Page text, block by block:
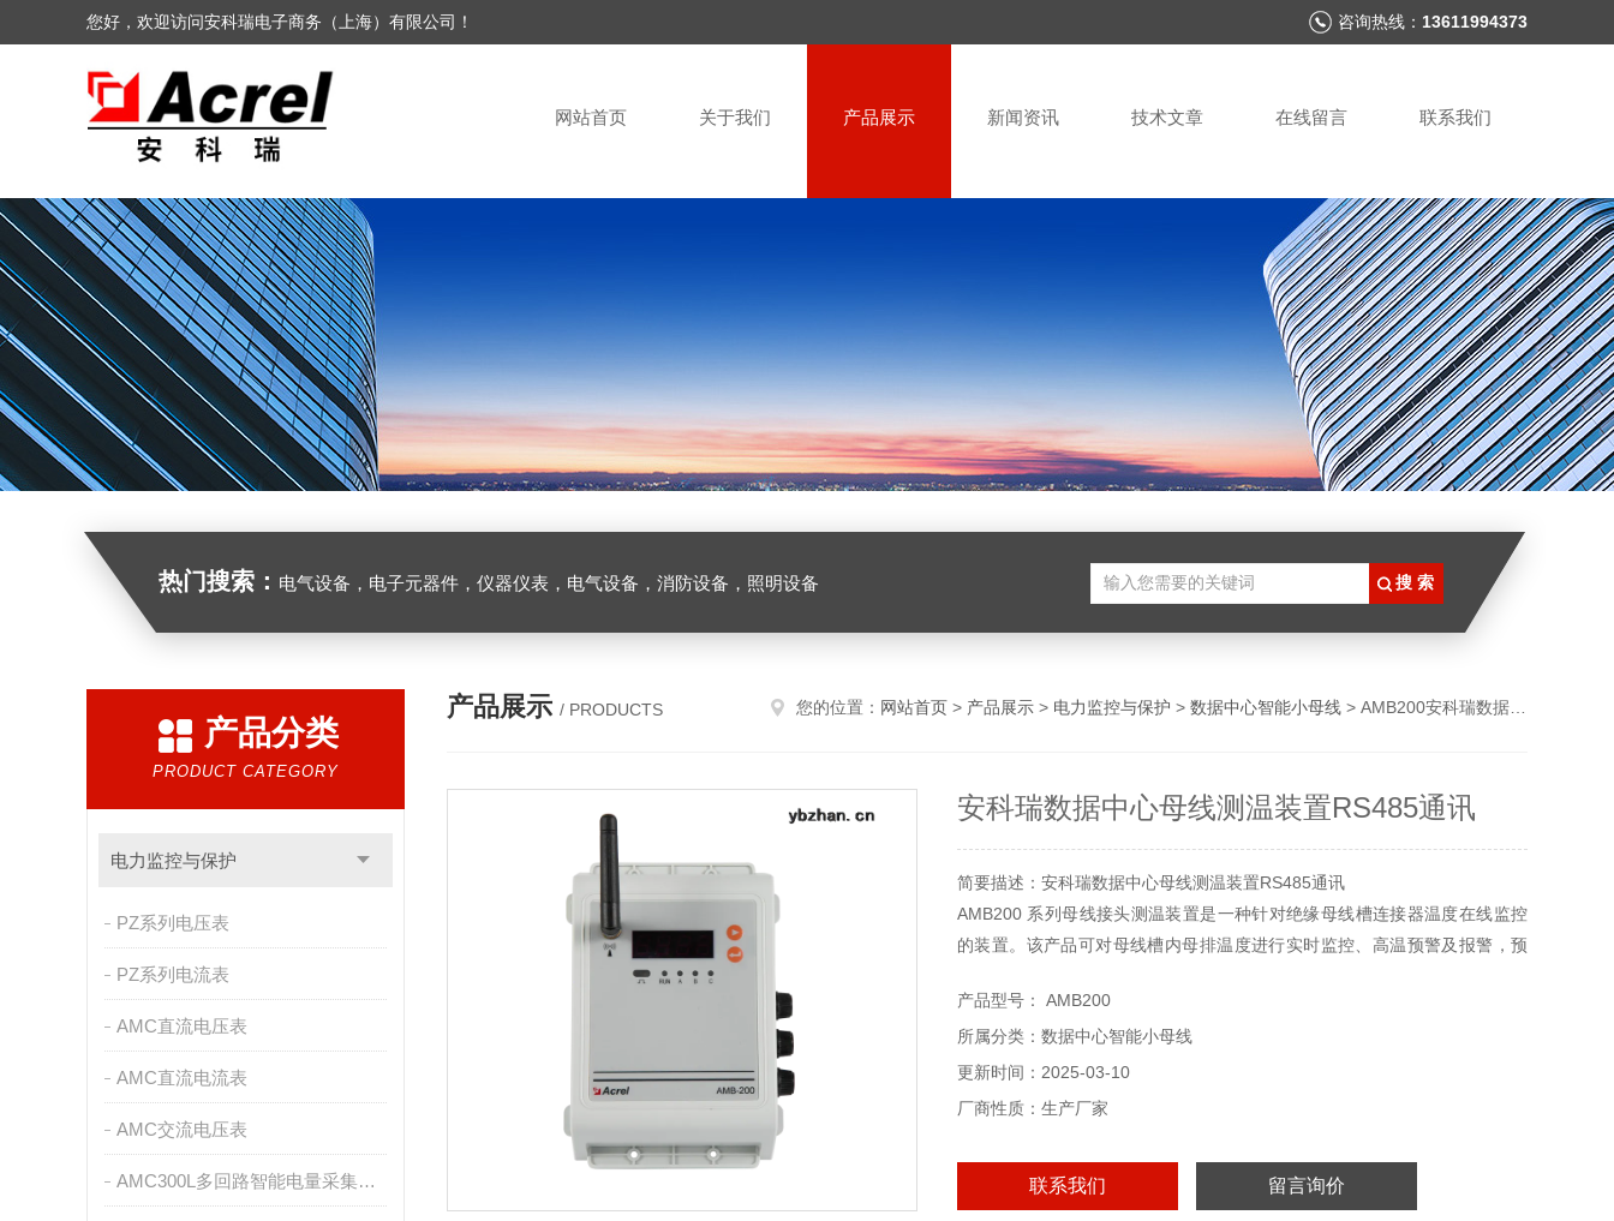
您好，欢迎访问安科瑞电子商务（上海）有限公司！ 咨询热线： 13611994373
网站首页 关于我们 产品展示 新闻资讯 技术文章 在线留言 联系我们
热门搜索： 电气设备，电子元器件，仪器仪表，电气设备，消防设备，照明设备
产品分类
PRODUCT CATEGORY
电力监控与保护
PZ系列电压表
PZ系列电流表
AMC直流电压表
AMC直流电流表
AMC交流电压表
AMC300L多回路智能电量采集监控装置
产品展示 / PRODUCTS 您的位置： 网站首页 > 产品展示 > 电力监控与保护 > 数据中心智能小母线 > AMB200安科瑞数据中心母线测温装置RS485通讯
安科瑞数据中心母线测温装置RS485通讯
简要描述：安科瑞数据中心母线测温装置RS485通讯
AMB200 系列母线接头测温装置是一种针对绝缘母线槽连接器温度在线监控
的装置。该产品可对母线槽内母排温度进行实时监控、高温预警及报警，预
母线温度及其变化状况等数据实时传送到监控系统。装置主要应用于各种领
域的密集绝缘母线连接器的在线温度监控系统。
产品型号： AMB200
所属分类：数据中心智能小母线
更新时间：2025-03-10
厂商性质：生产厂家
联系我们 留言询价